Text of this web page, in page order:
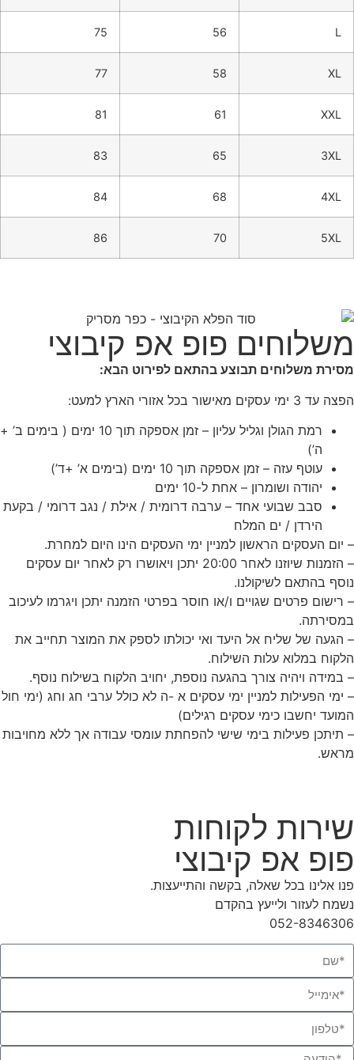
L
56
75
XL
58
77
XXL
61
81
3XL
65
83
4XL
68
84
5XL
70
86
משלוחים פופ אפ קיבוצי
מסירת משלוחים תבוצע בהתאם לפירוט הבא:
הפצה עד 3 ימי עסקים מאישור בכל אזורי הארץ למעט:
רמת הגולן וגליל עליון – זמן אספקה תוך 10 ימים ( בימים ב’ +
ה’)
עוטף עזה – זמן אספקה תוך 10 ימים (בימים א’ +ד’)
יהודה ושומרון – אחת ל-10 ימים
סבב שבועי אחד – ערבה דרומית / אילת / נגב דרומי / בקעת
הירדן / ים המלח
– יום העסקים הראשון למניין ימי העסקים הינו היום למחרת.
– הזמנות שיוזנו לאחר 20:00 יתכן ויאושרו רק לאחר יום עסקים
נוסף בהתאם לשיקולנו.
– רישום פרטים שגויים ו/או חוסר בפרטי הזמנה יתכן ויגרמו לעיכוב
במסירתה.
– הגעה של שליח אל היעד ואי יכולתו לספק את המוצר תחייב את
הלקוח במלוא עלות השילוח.
– במידה ויהיה צורך בהגעה נוספת, יחויב הלקוח בשילוח נוסף.
– ימי הפעילות למניין ימי עסקים א -ה לא כולל ערבי חג וחג (ימי חול
המועד יחשבו כימי עסקים רגילים)
– תיתכן פעילות בימי שישי להפחתת עומסי עבודה אך ללא מחויבות
מראש.
שירות לקוחות
פופ אפ קיבוצי
פנו אלינו בכל שאלה, בקשה והתייעצות.
נשמח לעזור ולייעץ בהקדם
052-8346306